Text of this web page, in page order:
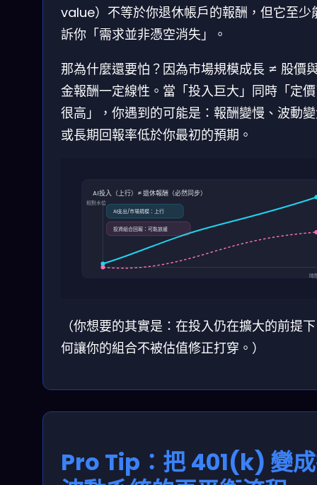
value）不等於你退休帳戶的報酬，但它至少
訴你「需求並非憑空消失」。
那為什麼還要怕？因為市場規模成長 ≠ 股價
金報酬一定線性。當「投入巨大」同時「定
很高」，你遇到的可能是：報酬變慢、波動
或長期回報率低於你最初的預期。
AI投入（上行）≠ 退休報酬（必然同步）
時
相對水位
AI支出/市場規模：上行
投資組合回報：可能放緩
（你想要的其實是：在投入仍在擴大的前提
何讓你的組合不被估值修正打穿。）
Pro Tip：把 401(k) 變